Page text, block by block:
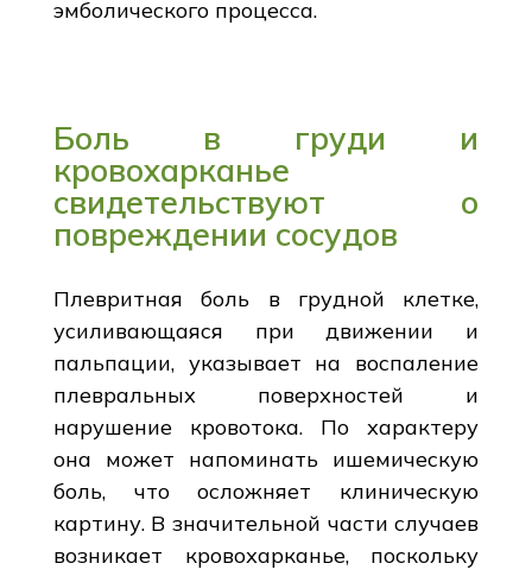
эмболического процесса.
Боль в груди и
кровохарканье
свидетельствуют о
повреждении сосудов
Плевритная боль в грудной клетке,
усиливающаяся при движении и
пальпации, указывает на воспаление
плевральных поверхностей и
нарушение кровотока. По характеру
она может напоминать ишемическую
боль, что осложняет клиническую
картину. В значительной части случаев
возникает кровохарканье, поскольку